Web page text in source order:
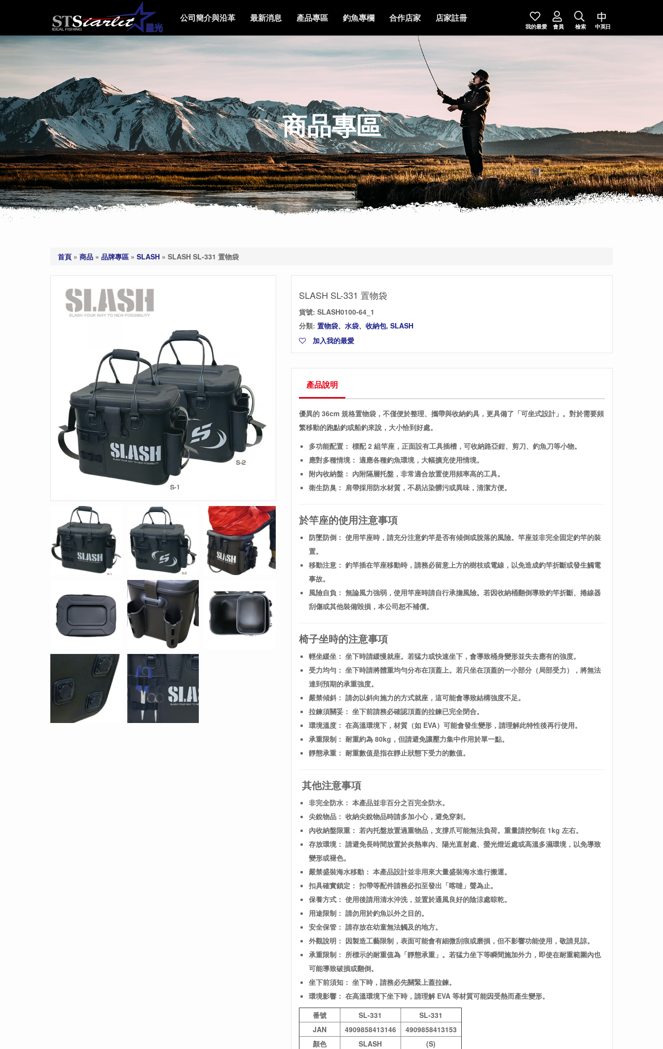
公司簡介與沿革 最新消息 產品專區 釣魚專欄 合作店家 店家註冊
我的最愛 會員 檢索 中英日
商品專區
首頁 » 商品 » 品牌專區 » SLASH » SLASH SL-331 置物袋
SLASH SL-331 置物袋
貨號: SLASH0100-64_1
分類: 置物袋、水袋、收納包, SLASH
加入我的最愛
產品說明
優異的 36cm 規格置物袋，不僅便於整理、攜帶與收納釣具，更具備了「可坐式設計」。對於需要頻
繁移動的跑點釣或船釣來說，大小恰到好處。
多功能配置： 標配 2 組竿座，正面設有工具插槽，可收納路亞鉗、剪刀、釣魚刀等小物。
應對多種情境： 適應各種釣魚環境，大幅擴充使用情境。
附內收納盤： 內附隔層托盤，非常適合放置使用頻率高的工具。
衛生防臭： 肩帶採用防水材質，不易沾染髒污或異味，清潔方便。
於竿座的使用注意事項
防墜防倒： 使用竿座時，請充分注意釣竿是否有傾倒或脫落的風險。竿座並非完全固定釣竿的裝
置。
移動注意： 釣竿插在竿座移動時，請務必留意上方的樹枝或電線，以免造成釣竿折斷或發生觸電
事故。
風險自負： 無論風力強弱，使用竿座時請自行承擔風險。若因收納桶翻倒導致釣竿折斷、捲線器
刮傷或其他裝備毀損，本公司恕不補償。
椅子坐時的注意事項
輕坐緩坐： 坐下時請緩慢就座。若猛力或快速坐下，會導致桶身變形並失去應有的強度。
受力均勻： 坐下時請將體重均勻分布在頂蓋上。若只坐在頂蓋的一小部分（局部受力），將無法
達到預期的承重強度。
嚴禁傾斜： 請勿以斜向施力的方式就座，這可能會導致結構強度不足。
拉鍊須關妥： 坐下前請務必確認頂蓋的拉鍊已完全閉合。
環境溫度： 在高溫環境下，材質（如 EVA）可能會發生變形，請理解此特性後再行使用。
承重限制： 耐重約為 80kg，但請避免讓壓力集中作用於單一點。
靜態承重： 耐重數值是指在靜止狀態下受力的數值。
其他注意事項
非完全防水： 本產品並非百分之百完全防水。
尖銳物品： 收納尖銳物品時請多加小心，避免穿刺。
內收納盤限重： 若內托盤放置過重物品，支撐爪可能無法負荷。重量請控制在 1kg 左右。
存放環境： 請避免長時間放置於炎熱車內、陽光直射處、螢光燈近處或高溫多濕環境，以免導致
變形或褪色。
嚴禁盛裝海水移動： 本產品設計並非用來大量盛裝海水進行搬運。
扣具確實鎖定： 扣帶等配件請務必扣至發出「喀噠」聲為止。
保養方式： 使用後請用清水沖洗，並置於通風良好的陰涼處晾乾。
用途限制： 請勿用於釣魚以外之目的。
安全保管： 請存放在幼童無法觸及的地方。
外觀說明： 因製造工藝限制，表面可能會有細微刮痕或磨損，但不影響功能使用，敬請見諒。
承重限制： 所標示的耐重值為「靜態承重」。若猛力坐下等瞬間施加外力，即使在耐重範圍內也
可能導致破損或翻倒。
坐下前須知： 坐下時，請務必先關緊上蓋拉鍊。
環境影響： 在高溫環境下坐下時，請理解 EVA 等材質可能因受熱而產生變形。
番號
SL-331
SL-331
JAN
4909858413146
4909858413153
顏色
SLASH
(S)